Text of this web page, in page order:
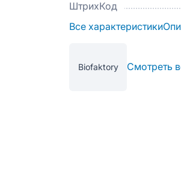
ШтрихКод
Все характеристики
Biofaktory Смотреть